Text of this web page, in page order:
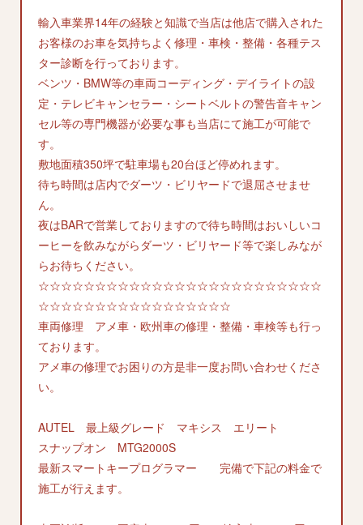
輸入車業界14年の経験と知識で当店は他店で購入された
お客様のお車を気持ちよく修理・車検・整備・各種テス
ター診断を行っております。
ベンツ・BMW等の車両コーディング・デイライトの設
定・テレビキャンセラー・シートベルトの警告音キャン
セル等の専門機器が必要な事も当店にて施工が可能で
す。
敷地面積350坪で駐車場も20台ほど停めれます。
待ち時間は店内でダーツ・ビリヤードで退屈させませ
ん。
夜はBARで営業しておりますので待ち時間はおいしいコ
ーヒーを飲みながらダーツ・ビリヤード等で楽しみなが
らお待ちください。
☆☆☆☆☆☆☆☆☆☆☆☆☆☆☆☆☆☆☆☆☆☆☆☆☆
☆☆☆☆☆☆☆☆☆☆☆☆☆☆☆☆☆
車両修理 アメ車・欧州車の修理・整備・車検等も行っ
ております。
アメ車の修理でお困りの方是非一度お問い合わせくださ
い。
AUTEL 最上級グレード マキシス エリート
スナップオン MTG2000S
最新スマートキープログラマー 完備で下記の料金で
施工が行えます。